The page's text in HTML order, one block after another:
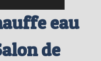
eau
de